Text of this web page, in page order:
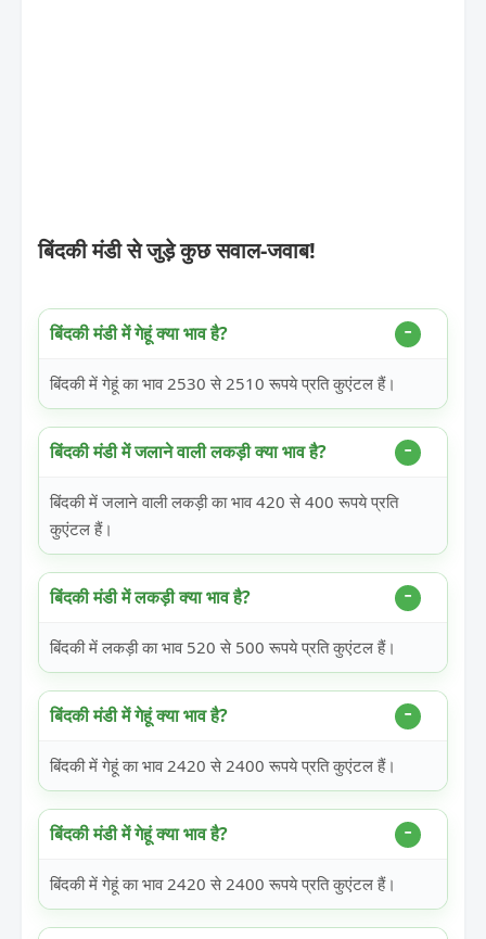
बिंदकी मंडी से जुड़े कुछ सवाल-जवाब!
बिंदकी मंडी में गेहूं क्या भाव है?
बिंदकी में गेहूं का भाव 2530 से 2510 रूपये प्रति कुएंटल हैं।
बिंदकी मंडी में जलाने वाली लकड़ी क्या भाव है?
बिंदकी में जलाने वाली लकड़ी का भाव 420 से 400 रूपये प्रति
कुएंटल हैं।
बिंदकी मंडी में लकड़ी क्या भाव है?
बिंदकी में लकड़ी का भाव 520 से 500 रूपये प्रति कुएंटल हैं।
बिंदकी मंडी में गेहूं क्या भाव है?
बिंदकी में गेहूं का भाव 2420 से 2400 रूपये प्रति कुएंटल हैं।
बिंदकी मंडी में गेहूं क्या भाव है?
बिंदकी में गेहूं का भाव 2420 से 2400 रूपये प्रति कुएंटल हैं।